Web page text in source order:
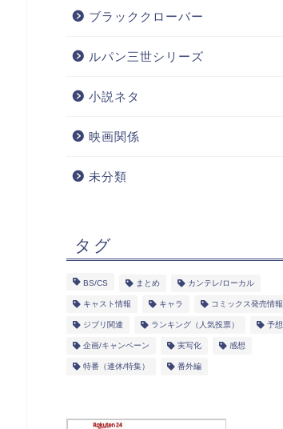
ブラッククローバー
ルパン三世シリーズ
小説ネタ
映画関係
未分類
タグ
BS/CS まとめ カンテレ/ローカル
キャスト情報 キャラ コミックス発売情報
ジブリ関連 ランキング（人気投票） 予想
企画/キャンペーン 実写化 感想
特番（連休/特集） 番外編